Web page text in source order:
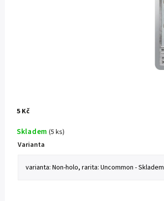
5 Kč
Skladem (5 ks)
Varianta